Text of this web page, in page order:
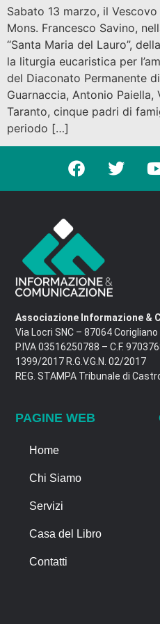
Sabato 13 marzo, il
Mons. Francesco Savino,
“Santa Maria del Lauro”,
la liturgia eucaristica per
del Diaconato Permanente
Guarnaccia, Antonio
Taranto, cinque padri di
periodo […]
Associazione Informazione &
Via Locri SNC – 87064
P.IVA 03516250788 – C.F.
1399/2017 R.G.V.G.N. 02/2017
REG. STAMPA Tribunale di
PAGINE WEB
Home
Chi Siamo
Servizi
Casa del Libro
Contatti